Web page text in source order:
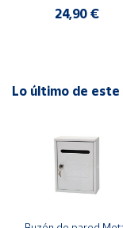
Incluye 2 llaves.
24,90 €
Lo último de